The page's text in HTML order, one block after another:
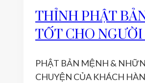
PHẬT
BẢN
NÀO
ĐỂ
THỈNH PHẬT
TỐT CHO
PHẬT BẢN MỆNH &
CHUYỆN CỦA KHÁCH